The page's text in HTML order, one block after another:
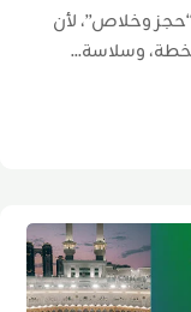
وخلاص”، لأن
وسلاسة...